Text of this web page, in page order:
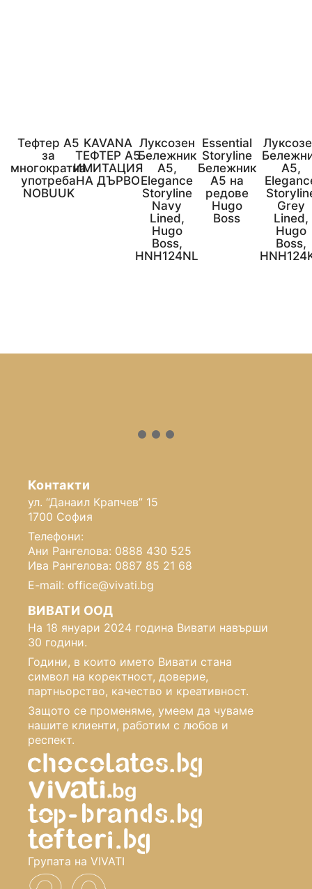
Тефтер А5
за
многократна
употреба
NOBUUK
KAVANA
ТЕФТЕР A5
ИМИТАЦИЯ
НА ДЪРВО
Луксозен
Бележник
А5,
Elegance
Storyline
Navy
Lined,
Hugo
Boss,
HNH124NL
Essential
Storyline
Бележник
A5 на
редове
Hugo
Boss
А5,
Grey
Lined,
Hugo
Boss,
Контакти
ул. “Данаил Крапчев” 15
1700 София
Телефони:
Ани Рангелова: 0888 430 525
Ива Рангелова: 0887 85 21 68
E-mail: office@vivati.bg
ВИВАТИ ООД
На 18 януари 2024 година Вивати навърши
30 години.
Години, в които името Вивати стана
символ на коректност, доверие,
партньорство, качество и креативност.
Защото се променяме, умеем да чуваме
нашите клиенти, работим с любов и
респект.
Групата на VIVATI